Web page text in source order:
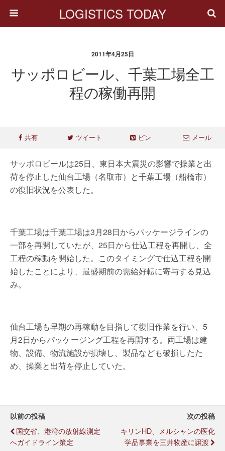
LOGISTICS TODAY
2011年4月25日
サッポロビール、千葉工場全工
程の稼働再開
共有 ツイート ピン メール
サッポロビールは25日、東日本大震災の影響で操業と出
荷を停止した仙台工場（名取市）と千葉工場（船橋市）
の復旧状況を公表した。
千葉工場は千葉工場は3月28日からパッケージラインの
一部を再開していたが、25日から仕込工程を再開し、全
工程の稼動を開始した。このタイミングで仕込工程を開
始したことにより、最盛期前の需給好転に寄与する見込
み。
仙台工場も早期の再稼動を目指して復旧作業を行い、5
月2日からパッケージング工程を再開する。両工場は建
物、設備、物流施設が損壊し、製品なども破損したた
め、操業と出荷を停止していた。
以前の投稿
国交省、港湾の放射線測定
へガイドライン策定
次の投稿
キリンHD、メルシャンの医化
学品事業を三井物産に譲渡